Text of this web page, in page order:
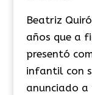
Beatriz
años que a
presentó
infantil con
anunciado a